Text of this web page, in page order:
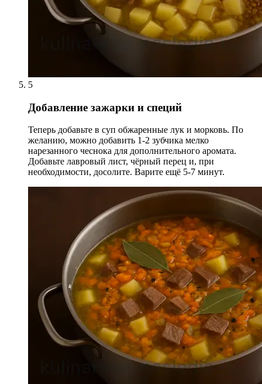
5
Добавление зажарки и специй
Теперь добавьте в суп обжаренные лук и морковь. По
желанию, можно добавить 1-2 зубчика мелко
нарезанного чеснока для дополнительного аромата.
Добавьте лавровый лист, чёрный перец и, при
необходимости, досолите. Варите ещё 5-7 минут.